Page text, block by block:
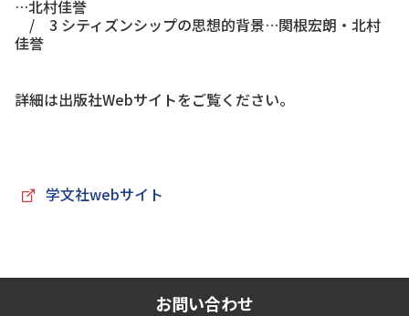
…北村佳誉
/ 3 シティズンシップの思想的背景…関根宏朗・北村
佳誉
詳細は出版社Webサイトをご覧ください。
学文社webサイト
お問い合わせ